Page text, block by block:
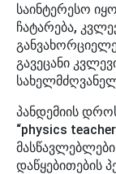
საინტერესო
ჩატარება,
გავეცანი
პანდემიის
“physics
დაწყებითების